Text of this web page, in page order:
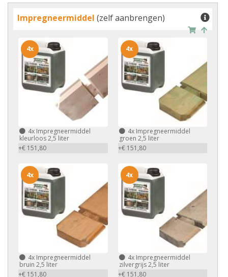
Impregneermiddel (zelf aanbrengen)
4x Impregneermiddel
kleurloos 2,5 liter
+€ 151,80
4x
4xImpregneermiddel
groen 2,5 liter
+€ 151,80
4x
4x Impregneermiddel
bruin 2,5 liter
+€ 151,80
4x
4xImpregneermiddel
zilvergrijs 2,5 liter
+€ 151,80
4x